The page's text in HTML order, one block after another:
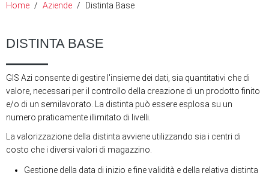
Home Aziende Distinta Base
DISTINTA BASE
GIS Azi consente di gestire l'insieme dei dati, sia quantitativi che di
valore, necessari per il controllo della creazione di un prodotto finito
e/o di un semilavorato. La distinta può essere esplosa su un
numero praticamente illimitato di livelli.
La valorizzazione della distinta avviene utilizzando sia i centri di
costo che i diversi valori di magazzino.
Gestione della data di inizio e fine validità e della relativa distinta